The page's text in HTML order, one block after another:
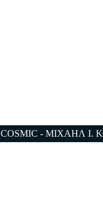
COSMIC - ΜΙΧΑΗΛ Ι.